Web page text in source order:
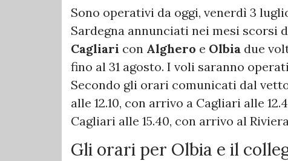
Sono operativi da oggi, venerdì 3
Sardegna annunciati nei mesi scorsi
Cagliari con Alghero e Olbia due
fino al 31 agosto. I voli saranno
Secondo gli orari comunicati dal
alle 12.10, con arrivo a Cagliari alle
Cagliari alle 15.40, con arrivo al
Gli orari per Olbia e il